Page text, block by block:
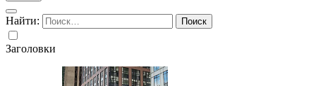
Найти:
Заголовки